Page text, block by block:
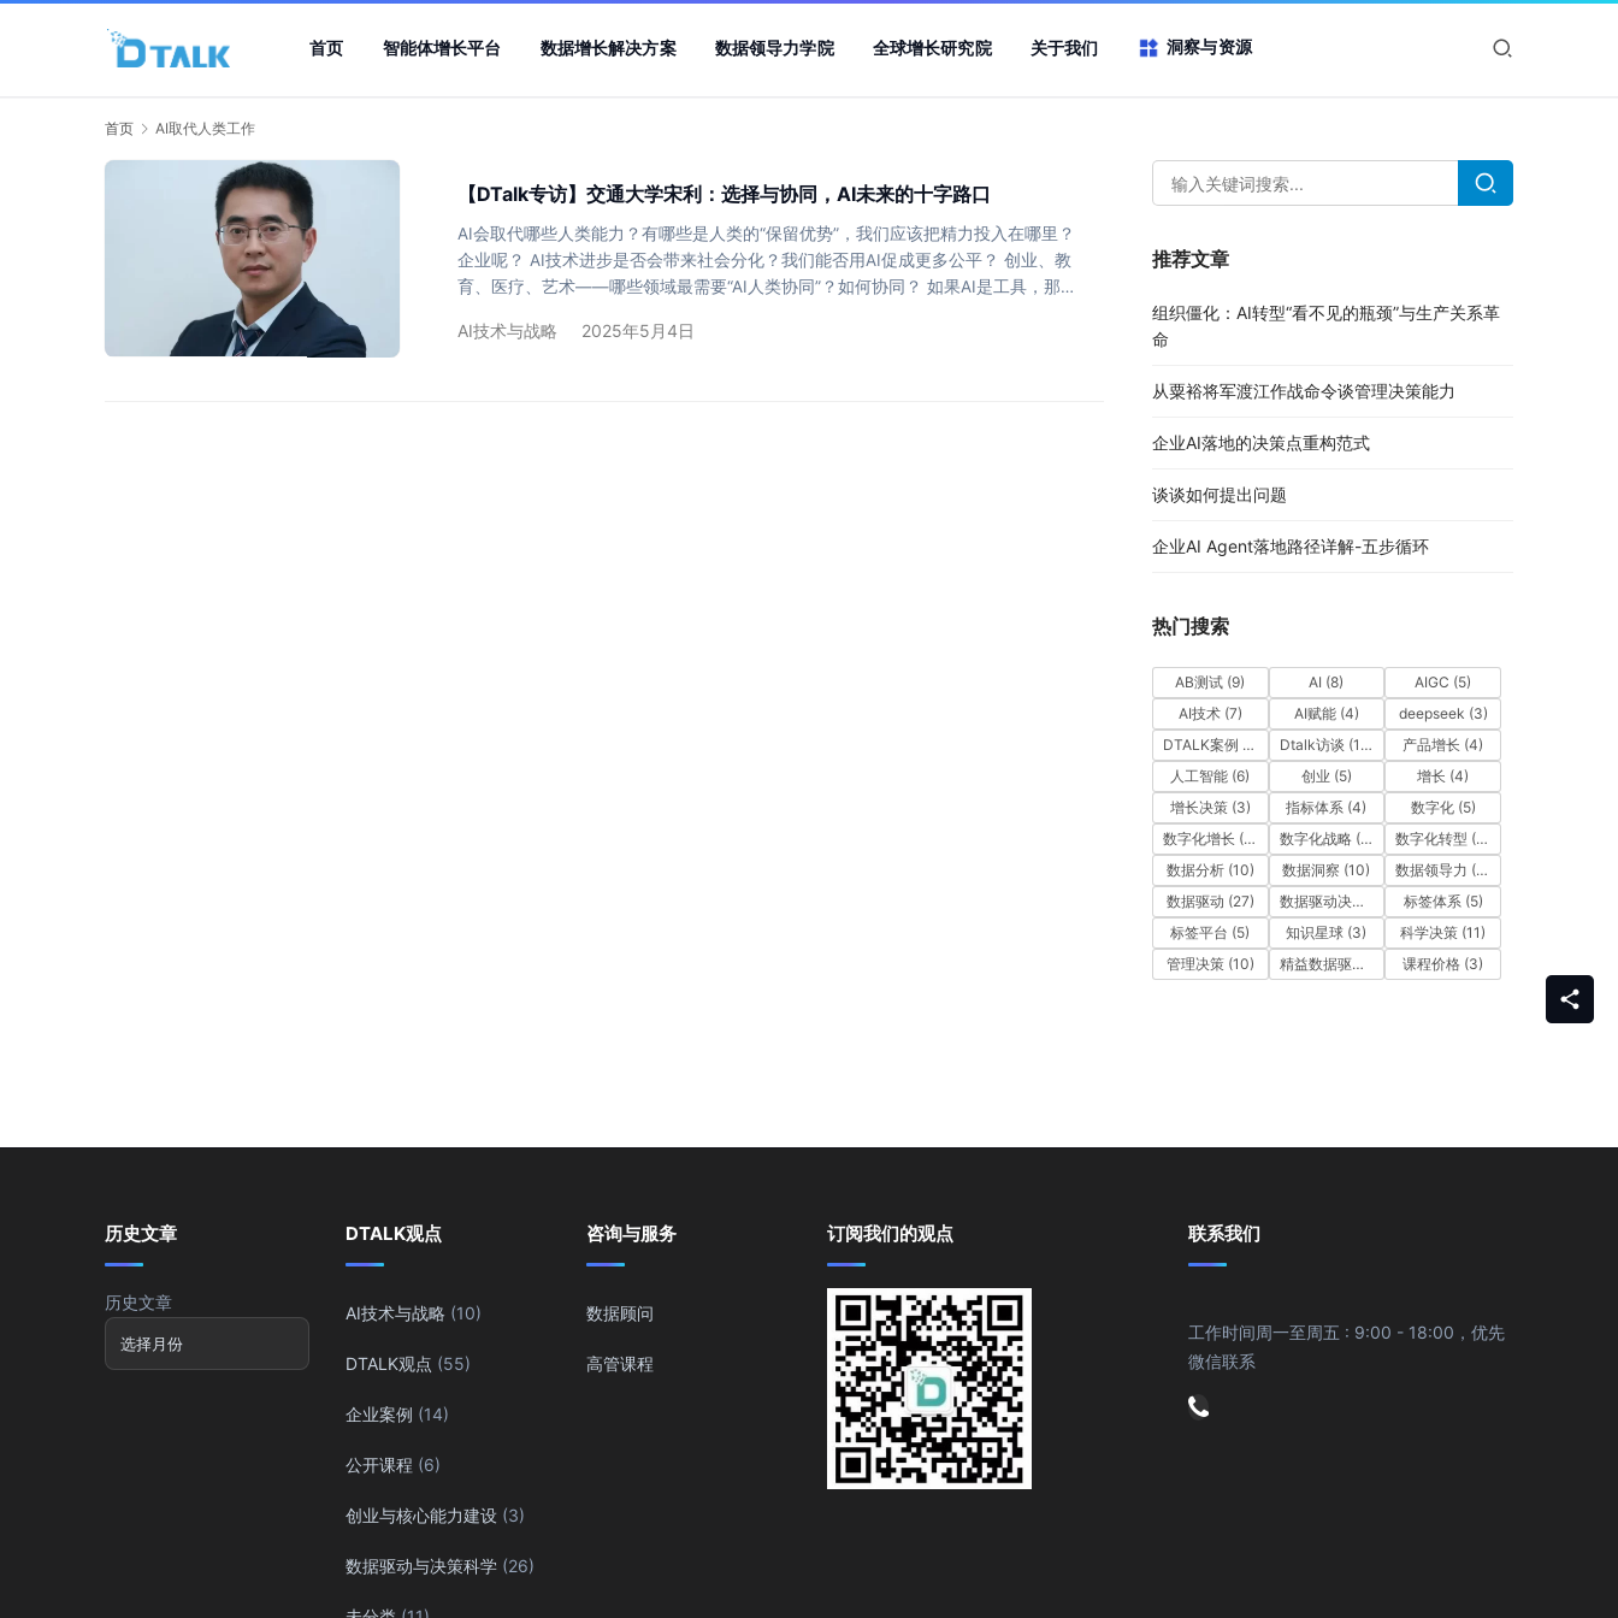
首页 智能体增长平台 数据增长解决方案 数据领导力学院 全球增长研究院 关于我们 洞察与资源
首页 AI取代人类工作
【DTalk专访】交通大学宋利：选择与协同，AI未来的十字路口
AI会取代哪些人类能力？有哪些是人类的“保留优势”，我们应该把精力投入在哪里？
企业呢？ AI技术进步是否会带来社会分化？我们能否用AI促成更多公平？ 创业、教
育、医疗、艺术——哪些领域最需要“AI人类协同”？如何协同？ 如果AI是工具，那我
交通大学教授、博士生导师、图像通信与网络工程研究所副所长宋利教授做了一次
AI技术与战略 2025年5月4日
推荐文章
组织僵化：AI转型“看不见的瓶颈”与生产关系革
命
从粟裕将军渡江作战命令谈管理决策能力
企业AI落地的决策点重构范式
谈谈如何提出问题
企业AI Agent落地路径详解-五步循环
热门搜索
AB测试 (9) AI (8) AIGC (5)
AI技术(7) AI赋能(4) deepseek (3)
DTALK案例
Dtalk访谈 (13) 产品增长 (4)
人工智能 (6) 创业 (5) 增长 (4)
增长决策(3) 指标体系 (4) 数字化(5)
数字化增长 (3) 数字化战略(3) 数字化转型 (12)
数据分析(10) 数据洞察 (10) 数据领导力 (27)
数据驱动 (27) 数据驱动决策 标签体系(5)
标签平台 (5) 知识星球 (3) 科学决策 (11)
管理决策(10) 精益数据驱动 课程价格 (3)
历史文章
历史文章
DTALK观点
AI技术与战略 (10)
DTALK观点 (55)
企业案例 (14)
公开课程 (6)
创业与核心能力建设 (3)
数据驱动与决策科学 (26)
咨询与服务
数据顾问
高管课程
订阅我们的观点 联系我们
工作时间周一至周五 : 9:00 - 18:00，优先
微信联系